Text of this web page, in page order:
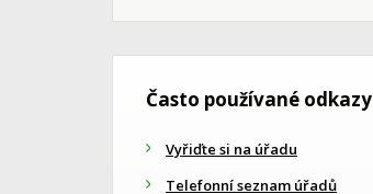
Často používané odkazy
Vyřiďte si na úřadu
Telefonní seznam úřadů